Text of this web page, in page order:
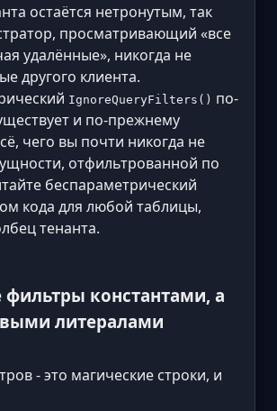
остаётся нетронутым, так
просматривающий «все
удалённые», никогда не
другого клиента.
IgnoreQueryFilters() по-
и по-прежнему
чего вы почти никогда не
отфильтрованной по
беспараметрический
кода для любой таблицы,
тенанта.
константами, а
литералами
- это магические строки, и